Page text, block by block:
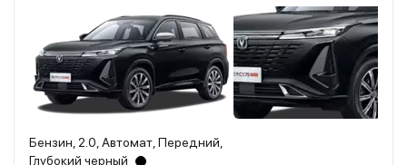
Бензин, 2.0, Автомат, Передний,
Глубокий черный